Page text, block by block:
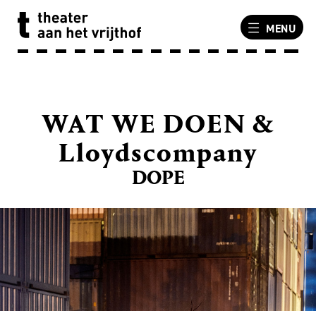
MENU
DOPE
WAT WE DOEN &
Lloydscompany